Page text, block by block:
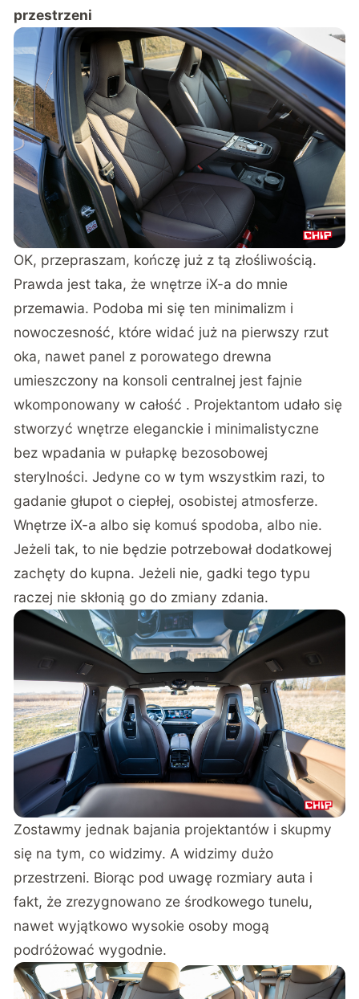
przestrzeni
OK, przepraszam, kończę już z tą złośliwością.
Prawda jest taka, że wnętrze iX-a do mnie
przemawia. Podoba mi się ten minimalizm i
nowoczesność, które widać już na pierwszy rzut
oka, nawet panel z porowatego drewna
umieszczony na konsoli centralnej jest fajnie
wkomponowany w całość . Projektantom udało się
stworzyć wnętrze eleganckie i minimalistyczne
bez wpadania w pułapkę bezosobowej
sterylności. Jedyne co w tym wszystkim razi, to
gadanie głupot o ciepłej, osobistej atmosferze.
Wnętrze iX-a albo się komuś spodoba, albo nie.
Jeżeli tak, to nie będzie potrzebował dodatkowej
zachęty do kupna. Jeżeli nie, gadki tego typu
raczej nie skłonią go do zmiany zdania.
Zostawmy jednak bajania projektantów i skupmy
się na tym, co widzimy. A widzimy dużo
przestrzeni. Biorąc pod uwagę rozmiary auta i
fakt, że zrezygnowano ze środkowego tunelu,
nawet wyjątkowo wysokie osoby mogą
podróżować wygodnie.